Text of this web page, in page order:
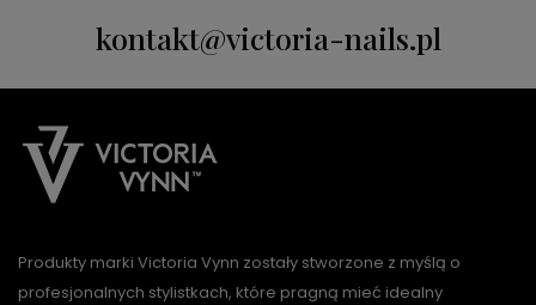
kontakt@victoria-nails.pl
Produkty marki Victoria Vynn zostały stworzone z myślą o
profesjonalnych stylistkach, które pragną mieć idealny